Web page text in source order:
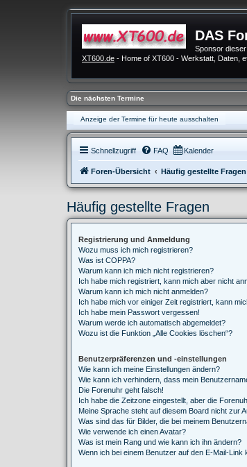
DAS
Sponsor
XT600.de - Home of XT600 - Werkstatt, Daten,
Die nächsten Termine
Anzeige der Termine für heute ausschalten
Schnellzugriff FAQ Kalender
Foren-Übersicht Häufig gestellte Fragen
Häufig gestellte Fragen
Registrierung und Anmeldung
Wozu muss ich mich registrieren?
Was ist COPPA?
Warum kann ich mich nicht registrieren?
Ich habe mich registriert, kann mich aber nicht
Warum kann ich mich nicht anmelden?
Ich habe mich vor einiger Zeit registriert, kann
Ich habe mein Passwort vergessen!
Warum werde ich automatisch abgemeldet?
Wozu ist die Funktion „Alle Cookies löschen“?
Benutzerpräferenzen und -einstellungen
Wie kann ich meine Einstellungen ändern?
Wie kann ich verhindern, dass mein
Die Forenuhr geht falsch!
Ich habe die Zeitzone eingestellt, aber die
Meine Sprache steht auf diesem Board nicht zur
Was sind das für Bilder, die bei meinem
Wie verwende ich einen Avatar?
Was ist mein Rang und wie kann ich ihn ändern?
Wenn ich bei einem Benutzer auf den E-Mail-